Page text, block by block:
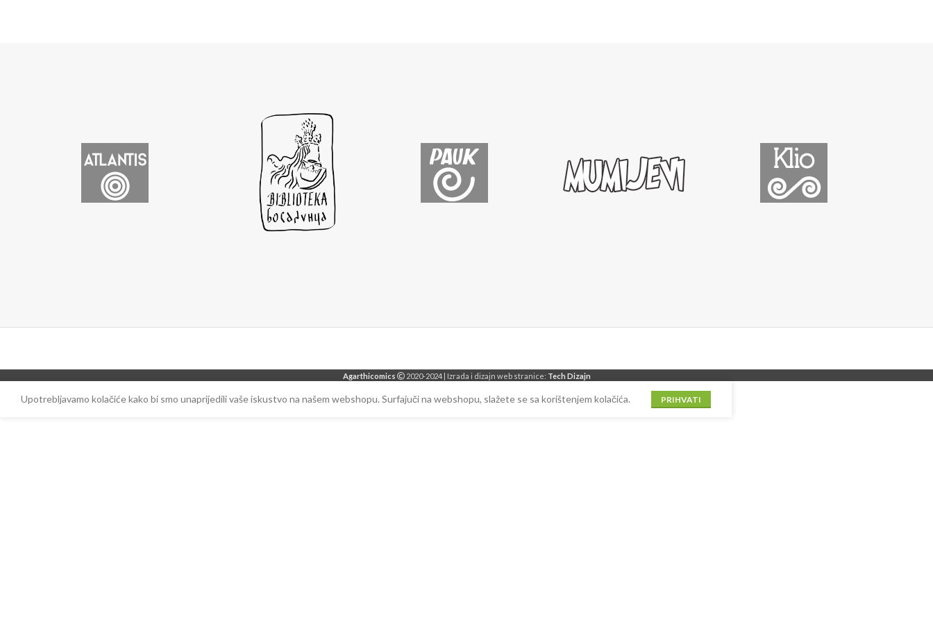
Agarthicomics 2020-2024 | Izrada i dizajn web stranice: Tech Dizajn
Upotrebljavamo kolačiće kako bi smo unaprijedili vaše iskustvo na našem webshopu. Surfajuči na webshopu, slažete se sa korištenjem kolačića. PRIHVATI